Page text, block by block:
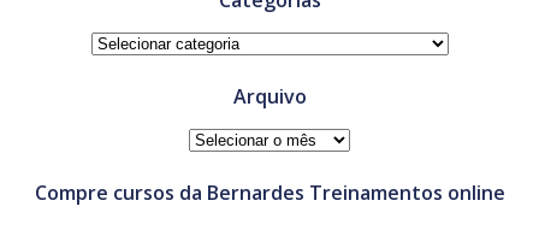
Categorias
Arquivo
Arquivo
Compre cursos da Bernardes Treinamentos online